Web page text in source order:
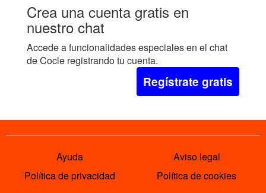
Crea una cuenta gratis en
nuestro chat
Accede a funcionalidades especiales en el chat
de Cocle registrando tu cuenta.
Regístrate gratis
Ayuda
Aviso legal
Política de privacidad
Política de cookies